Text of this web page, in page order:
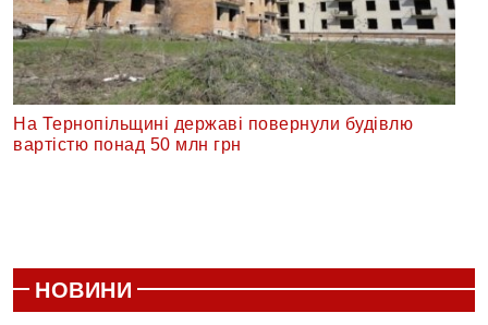
На Тернопільщині державі повернули будівлю
вартістю понад 50 млн грн
НОВИНИ